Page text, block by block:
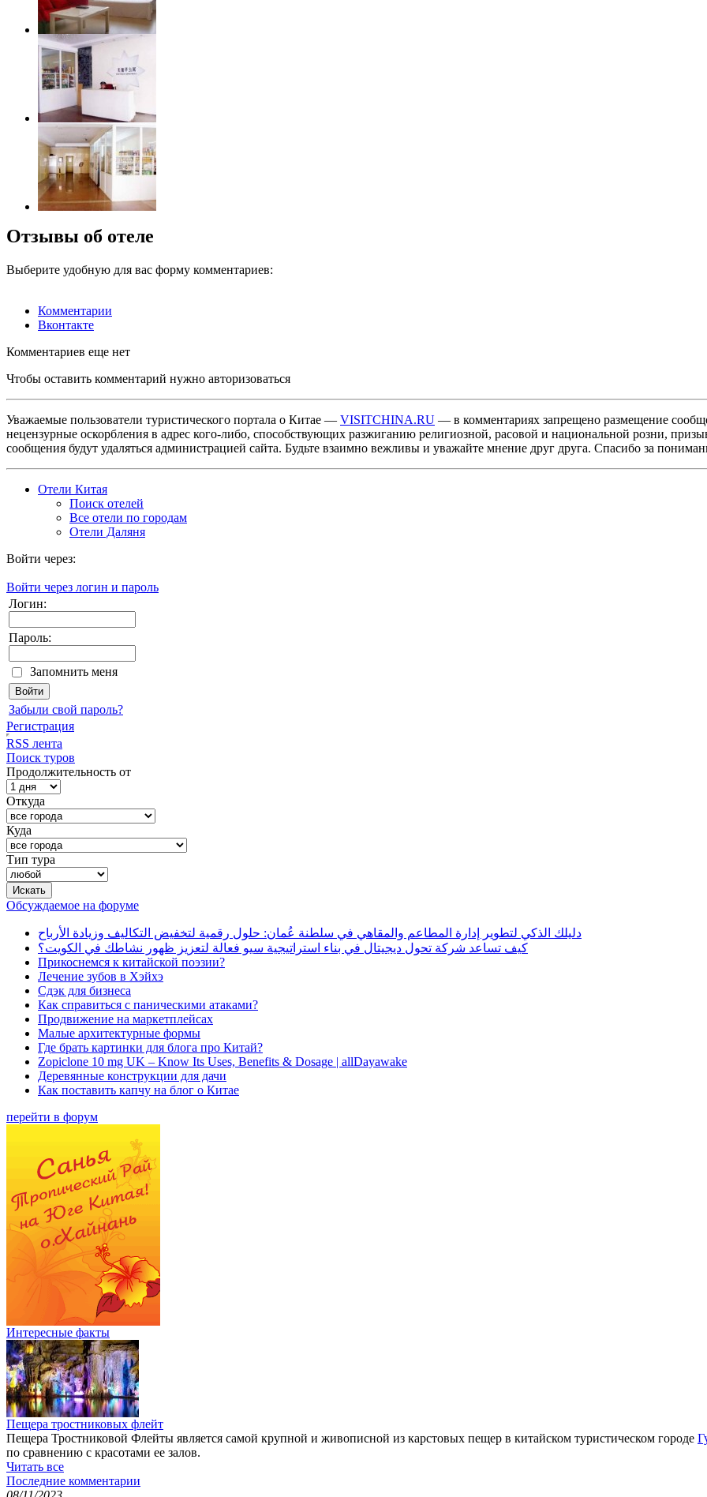
Отзывы об отеле
Выберите удобную для вас форму комментариев:
Комментарии
Вконтакте
Комментариев еще нет
Чтобы оставить комментарий нужно авторизоваться
Уважаемые пользователи туристического портала о Китае — VISITCHINA.RU — в комментариях запрещено размещение
нецензурные оскорбления в адрес кого-либо, способствующих разжиганию религиозной, расовой и национальной розни,
сообщения будут удаляться администрацией сайта. Будьте взаимно вежливы и уважайте мнение друг друга. Спасибо за
Отели Китая
Поиск отелей
Все отели по городам
Отели Даляня
Войти через:
Войти через логин и пароль
Логин:
Пароль:
Запомнить меня
Забыли свой пароль?
Регистрация
RSS лента
Поиск туров
Продолжительность от
Откуда
Куда
Тип тура
Обсуждаемое на форуме
دليلك الذكي لتطوير إدارة المطاعم والمقاهي في سلطنة عُمان: حلول رقمية لتخفيض التكاليف وزيادة الأرباح
كيف تساعد شركة تحول ديجيتال في بناء استراتيجية سيو فعالة لتعزيز ظهور نشاطك في الكويت؟
Прикоснемся к китайской поэзии?
Лечение зубов в Хэйхэ
Сдэк для бизнеса
Как справиться с паническими атаками?
Продвижение на маркетплейсах
Малые архитектурные формы
Где брать картинки для блога про Китай?
Zopiclone 10 mg UK – Know Its Uses, Benefits & Dosage | allDayawake
Деревянные конструкции для дачи
Как поставить капчу на блог о Китае
перейти в форум
Интересные факты
Пещера тростниковых флейт
Пещера Тростниковой Флейты является самой крупной и живописной из карстовых пещер в китайском туристическом городе
по сравнению с красотами ее залов.
Читать все
Последние комментарии